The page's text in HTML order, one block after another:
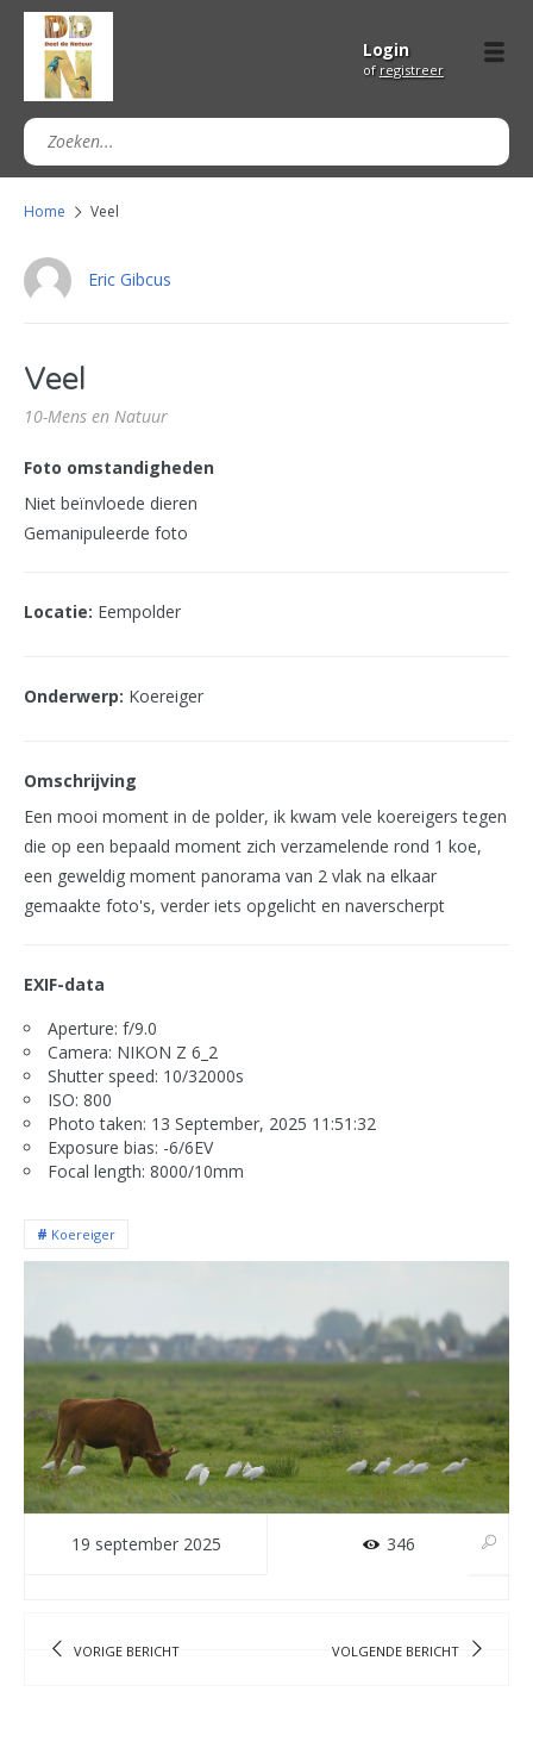
Login
of registreer
Home Veel
Eric Gibcus
Veel
10-Mens en Natuur
Foto omstandigheden
Niet beïnvloede dieren
Gemanipuleerde foto
Locatie: Eempolder
Onderwerp: Koereiger
Omschrijving
Een mooi moment in de polder, ik kwam vele koereigers tegen
die op een bepaald moment zich verzamelende rond 1 koe,
een geweldig moment panorama van 2 vlak na elkaar
gemaakte foto's, verder iets opgelicht en naverscherpt
EXIF-data
Aperture: f/9.0
Camera: NIKON Z 6_2
Shutter speed: 10/32000s
ISO: 800
Photo taken: 13 September, 2025 11:51:32
Exposure bias: -6/6EV
Focal length: 8000/10mm
Koereiger
19 september 2025 346
VORIGE BERICHT VOLGENDE BERICHT